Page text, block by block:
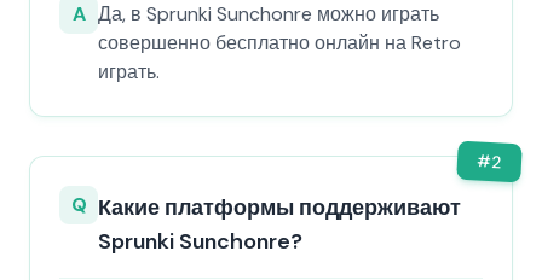
A Да, в Sprunki Sunchonre можно играть
совершенно бесплатно онлайн на Retro
играть.
#2
Q Какие платформы поддерживают
Sprunki Sunchonre?